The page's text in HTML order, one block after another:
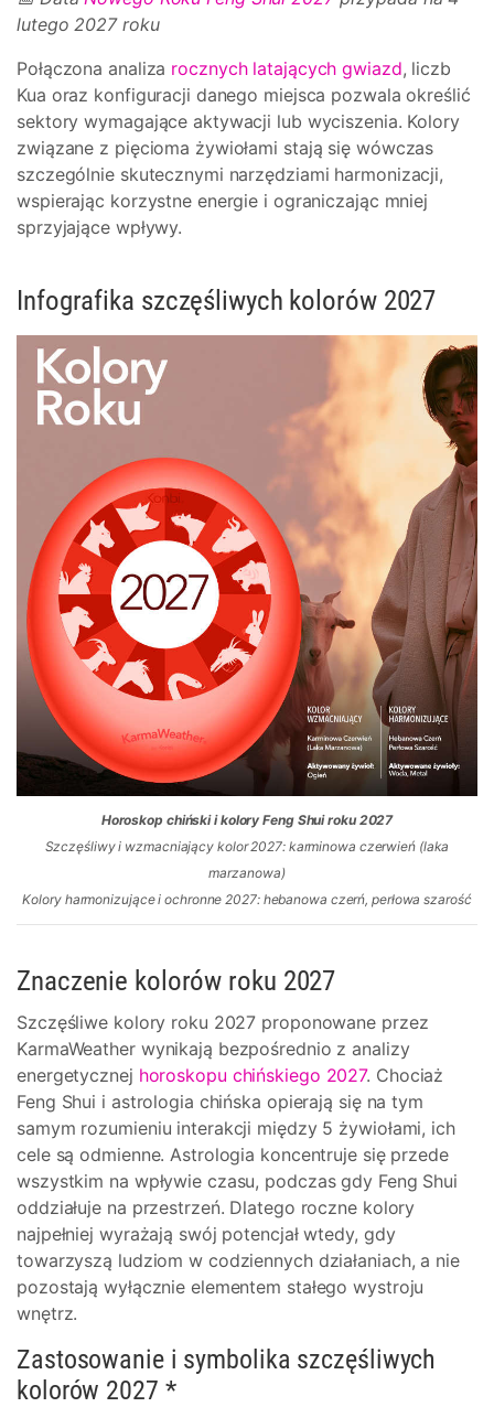
lutego 2027 roku
Połączona analiza rocznych latających gwiazd, liczb
Kua oraz konfiguracji danego miejsca pozwala określić
sektory wymagające aktywacji lub wyciszenia. Kolory
związane z pięcioma żywiołami stają się wówczas
szczególnie skutecznymi narzędziami harmonizacji,
wspierając korzystne energie i ograniczając mniej
sprzyjające wpływy.
Infografika szczęśliwych kolorów 2027
Horoskop chiński i kolory Feng Shui roku 2027
Szczęśliwy i wzmacniający kolor 2027: karminowa czerwień (laka
marzanowa)
Kolory harmonizujące i ochronne 2027: hebanowa czerń, perłowa szarość
Znaczenie kolorów roku 2027
Szczęśliwe kolory roku 2027 proponowane przez
KarmaWeather wynikają bezpośrednio z analizy
energetycznej horoskopu chińskiego 2027. Chociaż
Feng Shui i astrologia chińska opierają się na tym
samym rozumieniu interakcji między 5 żywiołami, ich
cele są odmienne. Astrologia koncentruje się przede
wszystkim na wpływie czasu, podczas gdy Feng Shui
oddziałuje na przestrzeń. Dlatego roczne kolory
najpełniej wyrażają swój potencjał wtedy, gdy
towarzyszą ludziom w codziennych działaniach, a nie
pozostają wyłącznie elementem stałego wystroju
wnętrz.
Zastosowanie i symbolika szczęśliwych
kolorów 2027 *